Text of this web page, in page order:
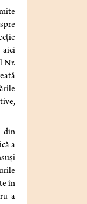
aici
Nr.
din
a
în
a